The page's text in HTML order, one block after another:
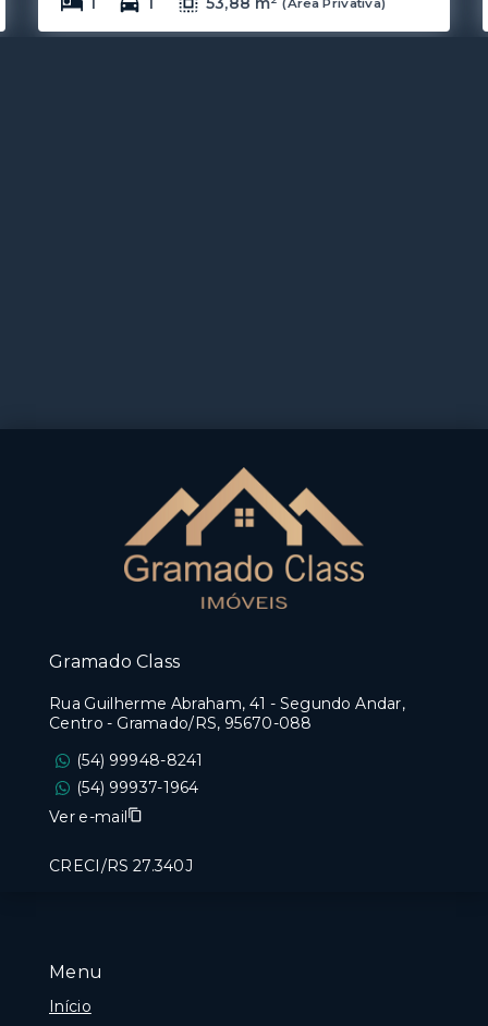
(Área Privativa)
Menu
Início
Gramado Class
Rua Guilherme Abraham, 41 - Segundo Andar,
Centro - Gramado/RS, 95670-088
(54) 99948-8241
(54) 99937-1964
Ver e-mail
CRECI/RS 27.340J